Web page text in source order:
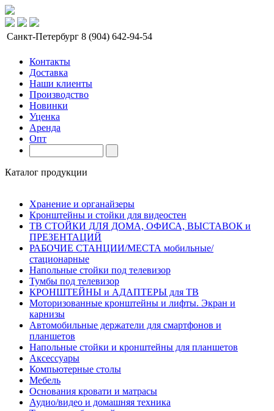
Санкт-Петербург 8 (904) 642-94-54
Контакты
Доставка
Наши клиенты
Производство
Новинки
Уценка
Аренда
Опт
Каталог продукции
Хранение и органайзеры
Кронштейны и стойки для видеостен
ТВ СТОЙКИ ДЛЯ ДОМА, ОФИСА, ВЫСТАВОК и
ПРЕЗЕНТАЦИЙ
РАБОЧИЕ СТАНЦИИ/МЕСТА мобильные/
стационарные
Напольные стойки под телевизор
Тумбы под телевизор
КРОНШТЕЙНЫ и АДАПТЕРЫ для ТВ
Моторизованные кронштейны и лифты. Экран и
карнизы
Автомобильные держатели для смартфонов и
планшетов
Напольные стойки и кронштейны для планшетов
Аксессуары
Компьютерные столы
Мебель
Основания кровати и матрасы
Аудио/видео и домашняя техника